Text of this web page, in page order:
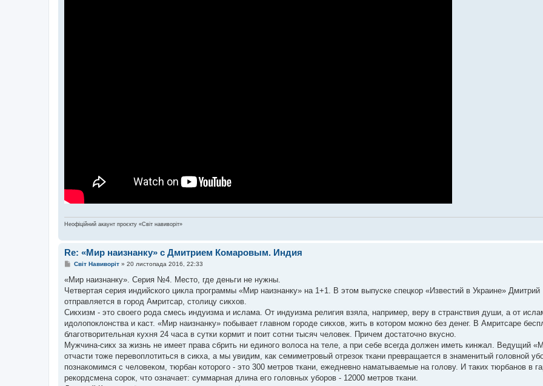
Неофіційний акаунт проєкту «Світ навиворіт»
Re: «Мир наизнанку» с Дмитрием Комаровым. Индия
П
в
д
о
л
е
н
н
я
Світ Навиворіт» 20 листопада 2016, 22:33
«Мир наизнанку». Серия №4. Место, где деньги не нужны.
Четвертая серия индийского цикла программы «Мир наизнанку» на 1+1. В этом выпуске спецкор «Известий в Украине»
отправляется в город Амритсар, столицу сикхов.
Сикхизм - это своего рода смесь индуизма и ислама. От индуизма религия взяла, например, веру в странствия души, а от
идолопоклонства и каст. «Мир наизнанку» побывает главном городе сикхов, жить в котором можно без денег. В Амритсаре
благотворительная кухня 24 часа в сутки кормит и поит сотни тысяч человек. Причем достаточно вкусно.
Мужчина-сикх за жизнь не имеет права сбрить ни единого волоса на теле, а при себе всегда должен иметь кинжал. Ведущий
отчасти тоже перевоплотиться в сикха, а мы увидим, как семиметровый отрезок ткани превращается в знаменитый головной
познакомимся с человеком, тюрбан которого - это 300 метров ткани, ежедневно наматываемые на голову. И таких тюрбанов в
рекордсмена сорок, что означает: суммарная длина его головных уборов - 12000 метров ткани.